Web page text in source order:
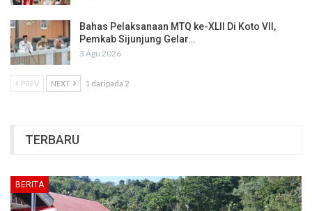
Bahas Pelaksanaan MTQ ke-XLII Di Koto VII,
Pemkab Sijunjung Gelar…
3 Agu 2026
PREV NEXT 1 daripada 2
TERBARU
BERITA